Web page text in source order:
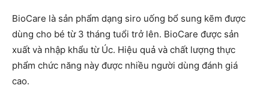
BioCare là sản phẩm dạng siro uống bổ sung kẽm được
dùng cho bé từ 3 tháng tuổi trở lên. BioCare được sản
xuất và nhập khẩu từ Úc. Hiệu quả và chất lượng thực
phẩm chức năng này được nhiều người dùng đánh giá
cao.